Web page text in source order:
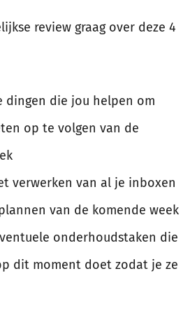
review graag over deze 4
dingen die jou helpen om
op te volgen van de
verwerken van al je inboxen
van de komende week
onderhoudstaken die
dit moment doet zodat je ze